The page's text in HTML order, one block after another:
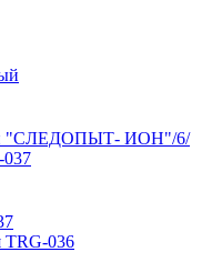
"СЛЕДОПЫТ- ИОН"/6/